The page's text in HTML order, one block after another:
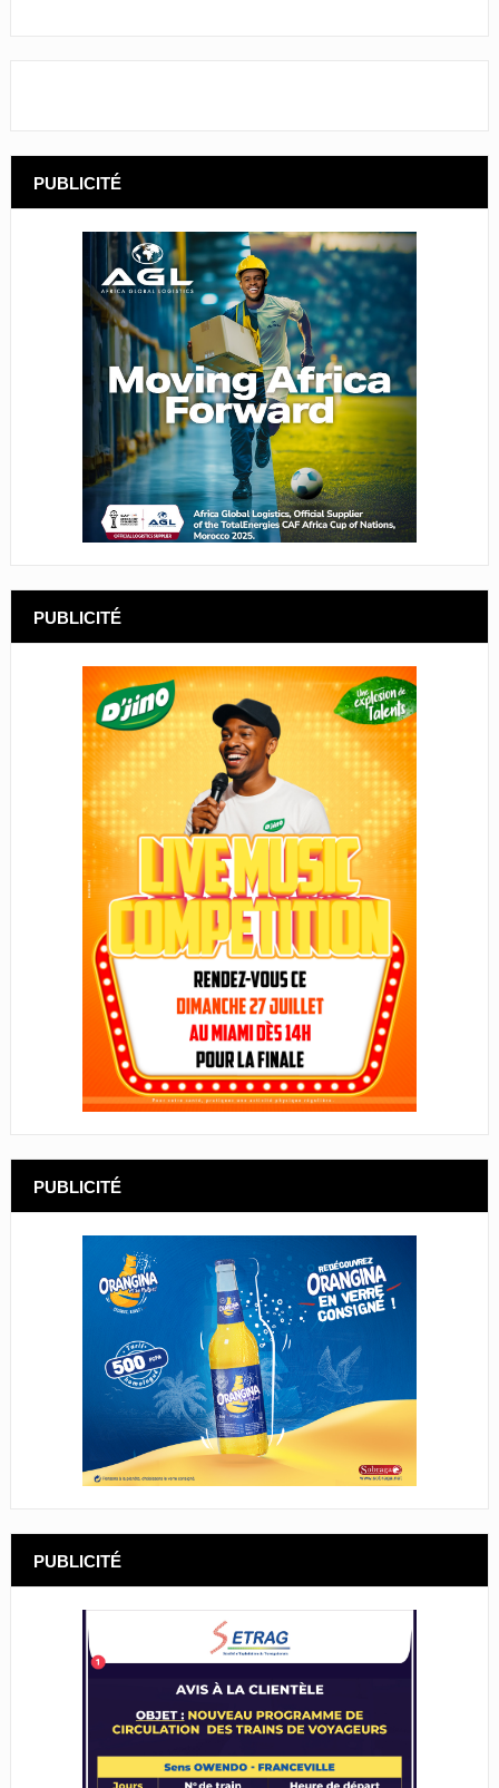
PUBLICITÉ
PUBLICITÉ
PUBLICITÉ
PUBLICITÉ